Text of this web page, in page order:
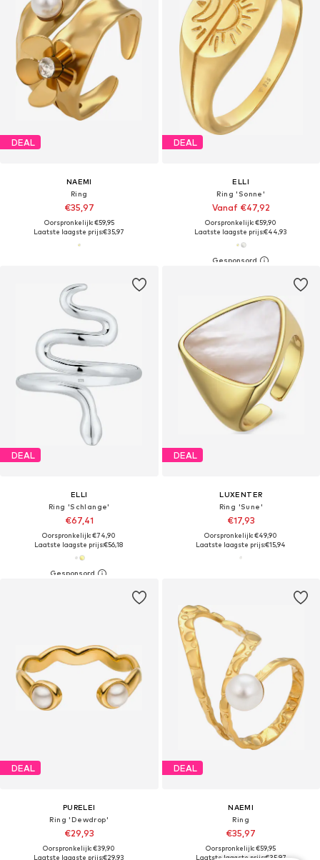
DEAL
NAEMI
Ring
€35,97
Oorspronkelijk: €59,95
Laatste laagste prijs:€35,97
DEAL
ELLI
Ring 'Sonne'
Vanaf €47,92
Oorspronkelijk: €59,90
Laatste laagste prijs:€44,93
DEAL
ELLI
Ring 'Schlange'
€67,41
Oorspronkelijk: €74,90
Laatste laagste prijs:€56,18
DEAL
LUXENTER
Ring 'Sune'
€17,93
Oorspronkelijk: €49,90
Laatste laagste prijs:€15,94
DEAL
PURELEI
Ring 'Dewdrop'
€29,93
Oorspronkelijk: €39,90
Laatste laagste prijs:€29,93
DEAL
NAEMI
Ring
€35,97
Oorspronkelijk: €59,95
Laatste laagste prijs:€35,97